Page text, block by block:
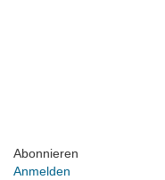
Abonnieren
Anmelden